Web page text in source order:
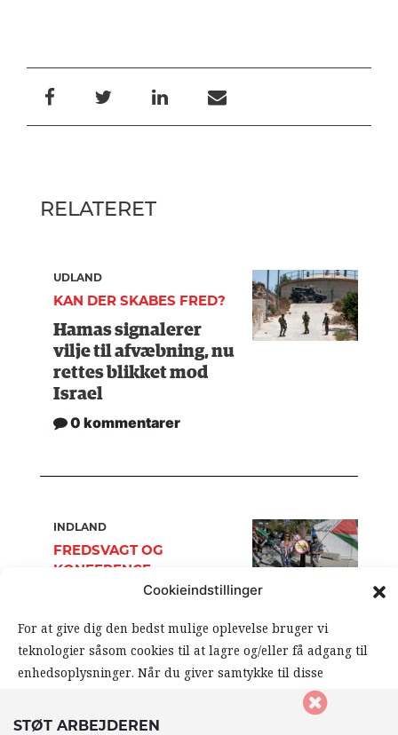
Cookieindstillinger
For at give dig den bedst mulige oplevelse bruger vi
teknologier såsom cookies til at lagre og/eller få adgang til
enhedsoplysninger. Når du giver samtykke til disse
teknologier, giver du os mulighed for at behandle data såsom
din browseradfærd eller unikke ID’er på dette website. Hvis
RELATERET
UDLAND
KAN DER SKABES FRED?
Hamas signalerer
vilje til afvæbning, nu
rettes blikket mod
Israel
0 kommentarer
INDLAND
FREDSVAGT OG
KONFERENCE
Våbenmesse bliver
mødt af fredelig
modstemme
0 kommentarer
STØT ARBEJDEREN